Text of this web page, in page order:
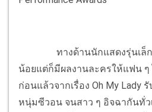
ทางด้านนักแสดงรุ่นเล็
น้อยแต่ก็มีผลงานละครให้แฟน
ก่อนแล้วจากเรื่อง Oh My Lady
หนุ่มซีวอน จนสาว ๆ อิจฉากันทั่ว